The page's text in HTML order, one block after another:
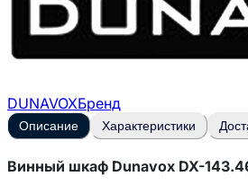
DUNAVOXБренд
Описание Характеристики
Винный шкаф Dunavox DX-